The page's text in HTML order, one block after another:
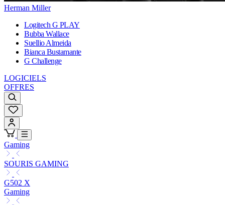
Herman Miller
Logitech G PLAY
Bubba Wallace
Suellio Almeida
Bianca Bustamante
G Challenge
LOGICIELS
OFFRES
Gaming
SOURIS GAMING
G502 X
Gaming